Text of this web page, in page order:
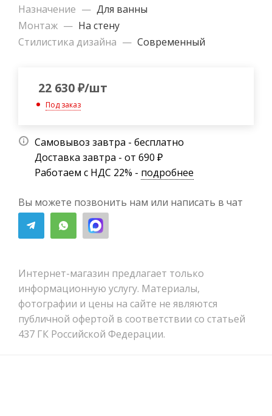
Назначение — Для ванны
Монтаж — На стену
Стилистика дизайна — Современный
22 630₽/шт
Под заказ
Самовывоз завтра - бесплатно
Доставка завтра - от 690 ₽
Работаем с НДС 22% - подробнее
Вы можете позвонить нам или написать в чат
Интернет-магазин предлагает только
информационную услугу. Материалы,
фотографии и цены на сайте не являются
публичной офертой в соответствии со статьей
437 ГК Российской Федерации.